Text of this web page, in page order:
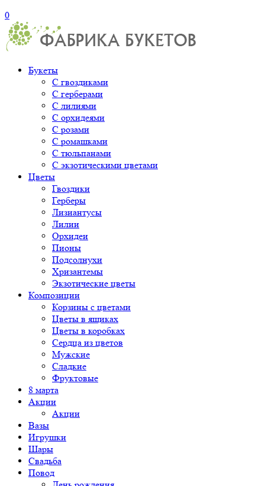
0
Букеты
С гвоздиками
С герберами
С лилиями
С орхидеями
С розами
С ромашками
С тюльпанами
С экзотическими цветами
Цветы
Гвоздики
Герберы
Лизиантусы
Лилии
Орхидеи
Пионы
Подсолнухи
Хризантемы
Экзотические цветы
Композиции
Корзины с цветами
Цветы в ящиках
Цветы в коробках
Сердца из цветов
Мужские
Сладкие
Фруктовые
8 марта
Акции
Акции
Вазы
Игрушки
Шары
Свадьба
Повод